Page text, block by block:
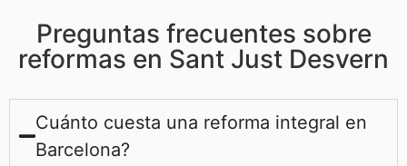
Preguntas frecuentes sobre
reformas en Sant Just Desvern
Cuánto cuesta una reforma integral en
Barcelona?